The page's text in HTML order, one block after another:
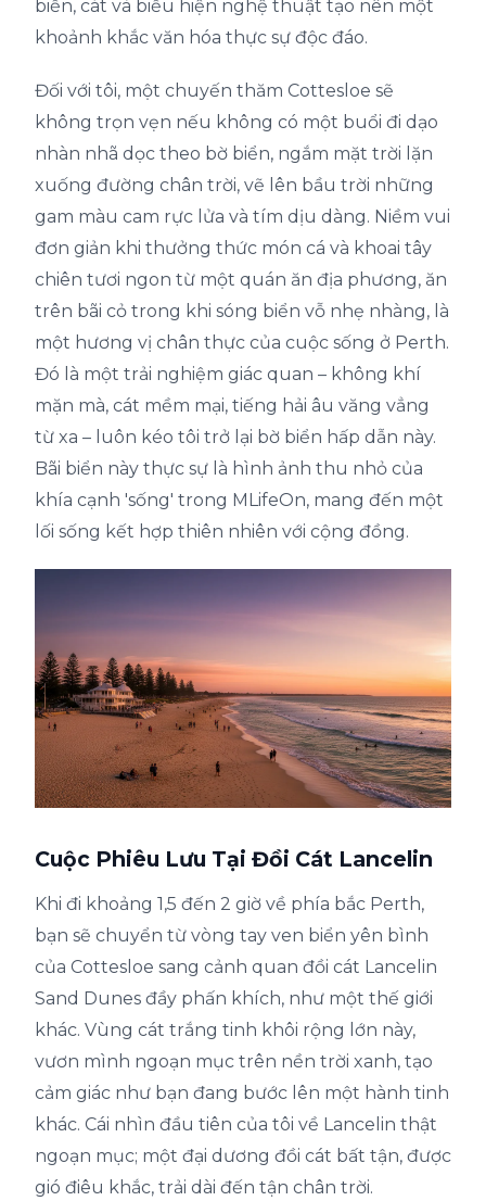
biển, cát và biểu hiện nghệ thuật tạo nên một
khoảnh khắc văn hóa thực sự độc đáo.
Đối với tôi, một chuyến thăm Cottesloe sẽ
không trọn vẹn nếu không có một buổi đi dạo
nhàn nhã dọc theo bờ biển, ngắm mặt trời lặn
xuống đường chân trời, vẽ lên bầu trời những
gam màu cam rực lửa và tím dịu dàng. Niềm vui
đơn giản khi thưởng thức món cá và khoai tây
chiên tươi ngon từ một quán ăn địa phương, ăn
trên bãi cỏ trong khi sóng biển vỗ nhẹ nhàng, là
một hương vị chân thực của cuộc sống ở Perth.
Đó là một trải nghiệm giác quan – không khí
mặn mà, cát mềm mại, tiếng hải âu văng vẳng
từ xa – luôn kéo tôi trở lại bờ biển hấp dẫn này.
Bãi biển này thực sự là hình ảnh thu nhỏ của
khía cạnh 'sống' trong MLifeOn, mang đến một
lối sống kết hợp thiên nhiên với cộng đồng.
Cuộc Phiêu Lưu Tại Đồi Cát Lancelin
Khi đi khoảng 1,5 đến 2 giờ về phía bắc Perth,
bạn sẽ chuyển từ vòng tay ven biển yên bình
của Cottesloe sang cảnh quan đồi cát Lancelin
Sand Dunes đầy phấn khích, như một thế giới
khác. Vùng cát trắng tinh khôi rộng lớn này,
vươn mình ngoạn mục trên nền trời xanh, tạo
cảm giác như bạn đang bước lên một hành tinh
khác. Cái nhìn đầu tiên của tôi về Lancelin thật
ngoạn mục; một đại dương đồi cát bất tận, được
gió điêu khắc, trải dài đến tận chân trời.